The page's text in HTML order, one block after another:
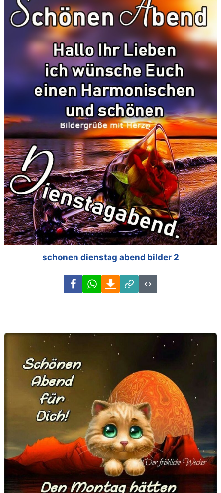
schonen dienstag abend bilder 2
FacebookWhatsAppDownload
Link
Code